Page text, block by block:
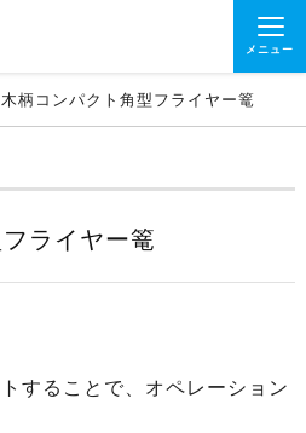
メニュー
木柄コンパクト角型フライヤー篭
ライヤー篭
することで、オペレーション